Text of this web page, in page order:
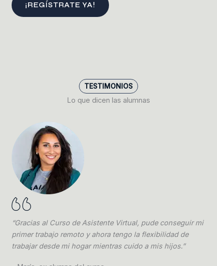
¡REGÍSTRATE YA!
TESTIMONIOS
Lo que dicen las alumnas
“Gracias al Curso de Asistente Virtual, pude conseguir mi
primer trabajo remoto y ahora tengo la flexibilidad de
trabajar desde mi hogar mientras cuido a mis hijos.”